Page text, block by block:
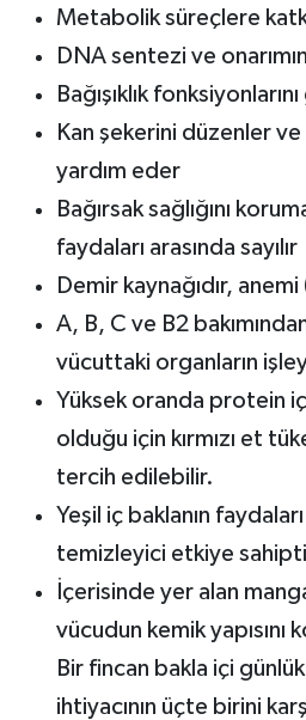
Metabolik süreçlere
DNA sentezi ve
Bağışıklık
Kan şekerini düzenler
yardım eder
Bağırsak sağlığını
faydaları arasında sayılır
Demir kaynağıdır,
A, B, C ve B2
vücuttaki organların
Yüksek oranda protein
olduğu için kırmızı et
tercih edilebilir.
Yeşil iç baklanın
temizleyici etkiye
İçerisinde yer alan
vücudun kemik
Bir fincan bakla içi
ihtiyacının üçte birini